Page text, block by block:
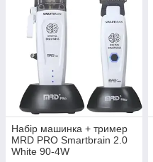
Набір машинка + тример
MRD PRO Smartbrain 2.0
White 90-4W